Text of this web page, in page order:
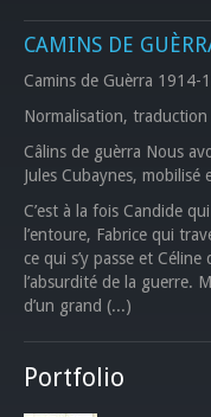
CAMINS DE
Camins de Guèrra 1914-
Normalisation,
Câlins de guèrra Nous
Jules Cubaynes,
C’est à la fois Candide
l’entoure, Fabrice qui
ce qui s’y passe et
l’absurdité de la guerre.
d’un grand (...)
Portfolio